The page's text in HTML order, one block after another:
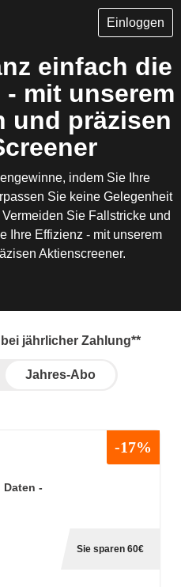
Einloggen
einfach die
mit unserem
und präzisen
indem Sie Ihre
Sie keine Gelegenheit
Sie Fallstricke und
Ihre Effizienz - mit unserem
Aktienscreener.
jährlicher Zahlung**
Jahres-Abo
-17%
-
Sie sparen 60€